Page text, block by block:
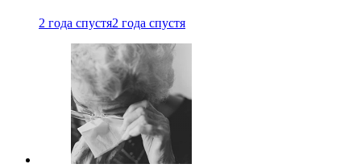
2 года спустя2 года спустя